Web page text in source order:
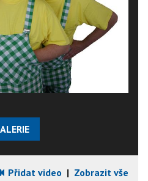
Přidat video | Zobrazit vše